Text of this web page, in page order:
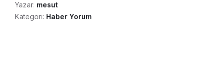
Yazar: mesut
Kategori: Haber Yorum